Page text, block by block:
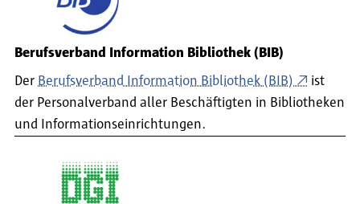
Berufsverband Information Bibliothek (BIB)
Der Berufsverband Information Bibliothek (BIB)
ist
der Personalverband aller Beschäftigten in Bibliotheken
und Informationseinrichtungen.